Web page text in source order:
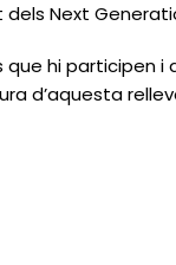
Next
que hi participen
d’aquesta